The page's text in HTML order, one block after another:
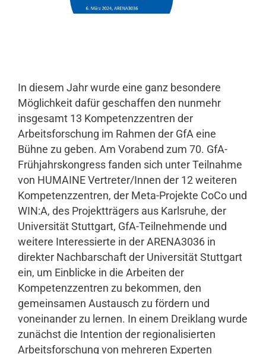
In diesem Jahr wurde eine ganz besondere
Möglichkeit dafür geschaffen den nunmehr
insgesamt 13 Kompetenzzentren der
Arbeitsforschung im Rahmen der GfA eine
Bühne zu geben. Am Vorabend zum 70. GfA-
Frühjahrskongress fanden sich unter Teilnahme
von HUMAINE Vertreter/Innen der 12 weiteren
Kompetenzzentren, der Meta-Projekte CoCo und
WIN:A, des Projektträgers aus Karlsruhe, der
Universität Stuttgart, GfA-Teilnehmende und
weitere Interessierte in der ARENA3036 in
direkter Nachbarschaft der Universität Stuttgart
ein, um Einblicke in die Arbeiten der
Kompetenzzentren zu bekommen, den
gemeinsamen Austausch zu fördern und
voneinander zu lernen. In einem Dreiklang wurde
zunächst die Intention der regionalisierten
Arbeitsforschung von mehreren Experten